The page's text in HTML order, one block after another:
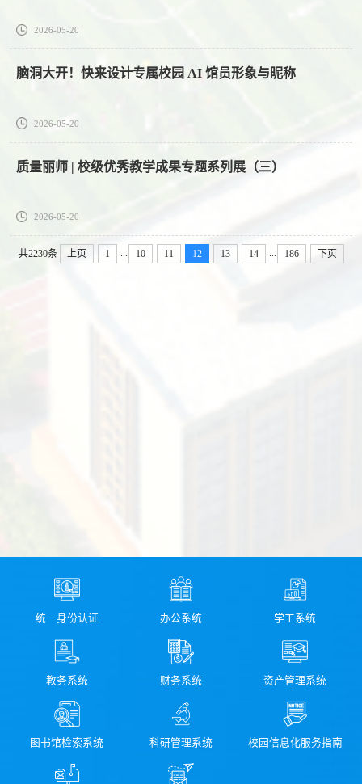
2026-05-20
脑洞大开！快来设计专属校园 AI 馆员形象与昵称
2026-05-20
质量丽师 | 校级优秀教学成果专题系列展（三）
2026-05-20
共2230条 上页 1 ... 10 11 12 13 14 ... 186 下页
统一身份认证 办公系统 学工系统
教务系统 财务系统 资产管理系统
图书馆检索系统 科研管理系统 校园信息化服务指南